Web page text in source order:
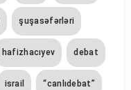
şuşasəfərləri
hafizhacıyev debat
i̇srail “canlıdebat”